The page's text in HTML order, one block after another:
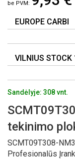
GALERIJOS
PRADŽIĄ
EUROPE CARBI
VILNIUS STOCK
Sandėlyje: 308 vnt.
tekinimo
SCMT09T308-
Profesionalūs